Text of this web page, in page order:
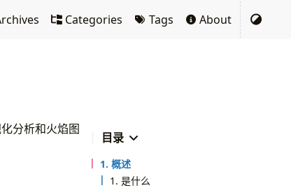
Categories Tags About
分析和火焰图
目录
1. 概述
1. 是什么